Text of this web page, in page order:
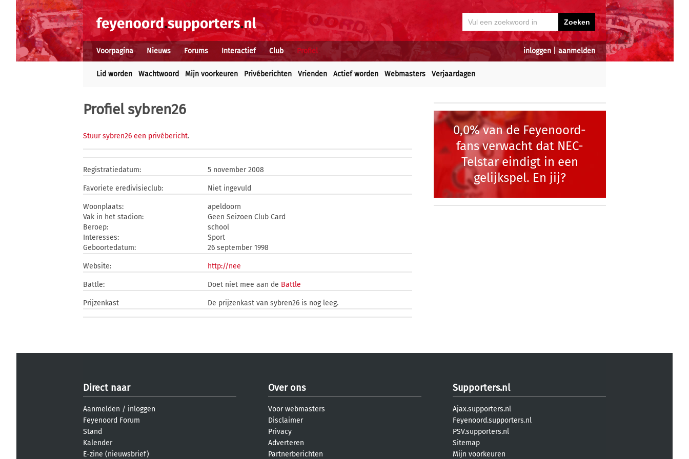
inloggen aanmelden
Voorpagina Nieuws Forums Interactief Club Profiel
Lid worden Wachtwoord Mijn voorkeuren Privéberichten Vrienden Actief worden Webmasters Verjaardagen
Profiel sybren26
Stuur sybren26 een privébericht.
Registratiedatum: 5 november 2008
Favoriete eredivisieclub: Niet ingevuld
Woonplaats:
apeldoorn
Vak in het stadion:
Geen Seizoen Club Card
Beroep:
school
Interesses:
Sport
Geboortedatum:
26 september 1998
Website: http://nee
Battle: Doet niet mee aan de Battle
Prijzenkast De prijzenkast van sybren26 is nog leeg.
0,0% van de Feyenoord-
fans verwacht dat NEC-
Telstar eindigt in een
gelijkspel. En jij?
Direct naar
Aanmelden / inloggen
Feyenoord Forum
Stand
Kalender
E-zine (nieuwsbrief)
Over ons
Voor webmasters
Disclaimer
Privacy
Adverteren
Partnerberichten
Supporters.nl
Ajax.supporters.nl
Feyenoord.supporters.nl
PSV.supporters.nl
Sitemap
Mijn voorkeuren